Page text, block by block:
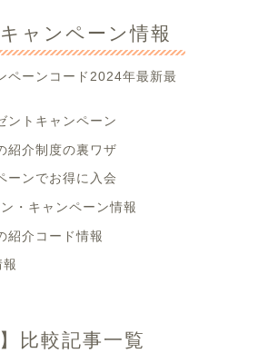
ャンペーン情報
ペーンコード2024年最新最
ントキャンペーン
紹介制度の裏ワザ
ーンでお得に入会
・キャンペーン情報
紹介コード情報
比較記事一覧